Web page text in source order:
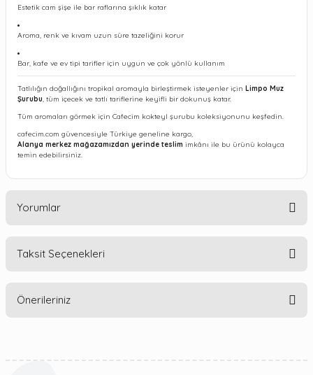
Estetik cam şişe ile bar raflarına şıklık katar
Aroma, renk ve kıvam uzun süre tazeliğini korur
Bar, kafe ve ev tipi tarifler için uygun ve çok yönlü kullanım
Tatlılığın doğallığını tropikal aromayla birleştirmek isteyenler için Limpo Muz
Şurubu, tüm içecek ve tatlı tariflerine keyifli bir dokunuş katar.
Tüm aromaları görmek için Cafecim kokteyl şurubu koleksiyonunu keşfedin.
cafecim.com güvencesiyle Türkiye geneline kargo,
Alanya merkez mağazamızdan yerinde teslim imkânı ile bu ürünü kolayca
temin edebilirsiniz.
Yorumlar
Taksit Seçenekleri
Önerileriniz